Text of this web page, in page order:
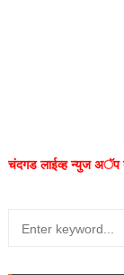
चंदगड लाईव्ह न्युज अॅप